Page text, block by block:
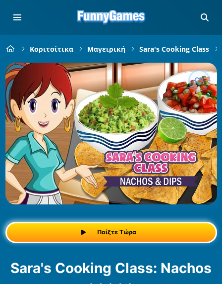
Κοριτσίτικα Μαγειρική Sara's Cooking Class
Παίξτε Τώρα
Sara's Cooking Class: Nachos